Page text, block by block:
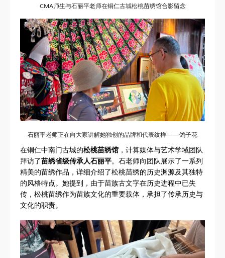
CMA师生与石丽平老师在铜仁古城松桃苗绣馆合影留念
石丽平老师正在向大家讲解她独创的品牌和代表纹样——鸽子花
在铜仁中南门古城的松桃苗绣馆 ，计算媒体与艺术学域团队
拜访了苗绣省级传承人石丽平。石老师向团队展示了一系列
精美的苗绣作品，详细介绍了松桃苗绣的历史渊源及其独特
的风格特点。她提到，由于苗族古文字在历史进程中已失
传，松桃苗绣作为苗族文化的重要载体，承担了传承历史与
文化的职责。